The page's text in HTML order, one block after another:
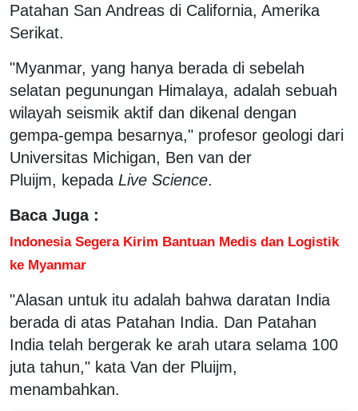
Patahan San Andreas di California, Amerika
Serikat.
"Myanmar, yang hanya berada di sebelah
selatan pegunungan Himalaya, adalah sebuah
wilayah seismik aktif dan dikenal dengan
gempa-gempa besarnya," profesor geologi dari
Universitas Michigan, Ben van der
Pluijm, kepada Live Science.
Baca Juga :
Indonesia Segera Kirim Bantuan Medis dan Logistik
ke Myanmar
"Alasan untuk itu adalah bahwa daratan India
berada di atas Patahan India. Dan Patahan
India telah bergerak ke arah utara selama 100
juta tahun," kata Van der Pluijm,
menambahkan.